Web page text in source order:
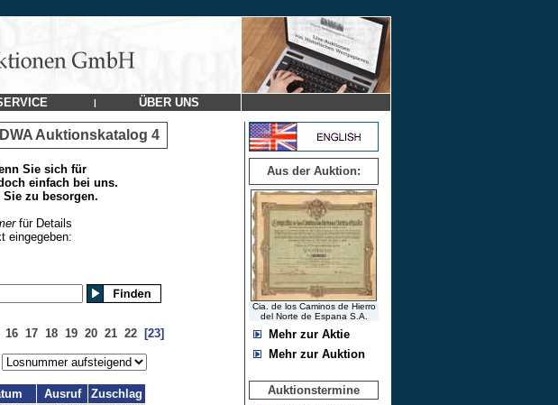
| ÜBER UNS
DWA Auktionskatalog 4
Sie sich für
einfach bei uns.
zu besorgen.
für Details
eingegeben:
16 17 18 19 20 21 22 [23]
Ausruf
Zuschlag
Aus der Auktion:
Cia. de los Caminos de Hierro
del Norte de Espana S.A.
Mehr zur Aktie
Mehr zur Auktion
Auktionstermine